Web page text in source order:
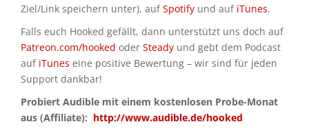
Ziel/Link speichern unter), aufSpotify und auf iTunes.
Falls euch Hooked gefällt, dann unterstützt uns doch auf
Patreon.com/hooked oder Steady und gebt dem Podcast
auf iTunes eine positive Bewertung – wir sind für jeden
Support dankbar!
Probiert Audible mit einem kostenlosen Probe-Monat
aus (Affiliate): http://www.audible.de/hooked